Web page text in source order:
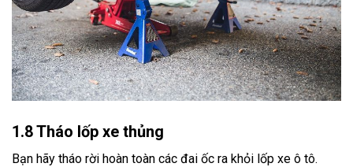
1.8 Tháo lốp xe thủng
Bạn hãy tháo rời hoàn toàn các đai ốc ra khỏi lốp xe ô tô.